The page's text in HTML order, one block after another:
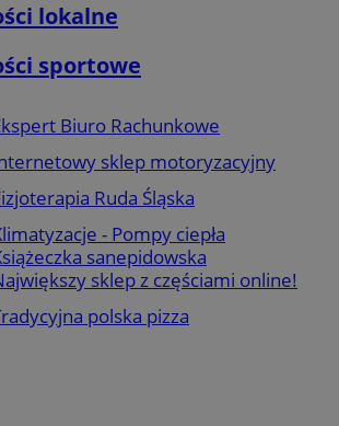
lokalne
sportowe
Biuro Rachunkowe
sklep motoryzacyjny
Ruda Śląska
- Pompy ciepła
sanepidowska
sklep z częściami online!
polska pizza